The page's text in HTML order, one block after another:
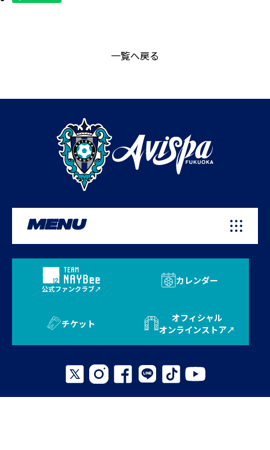
一覧へ戻る
MENU
公式ファンクラブ
カレンダー
チケット
オフィシャル
オンラインストア